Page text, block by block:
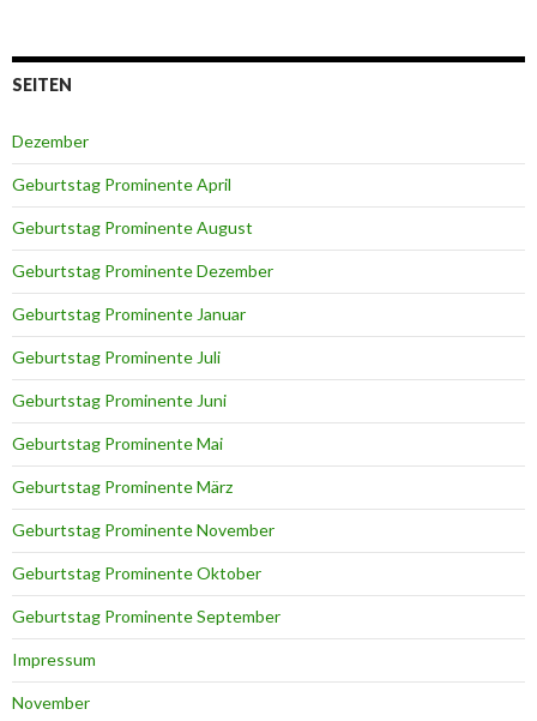
SEITEN
Dezember
Geburtstag Prominente April
Geburtstag Prominente August
Geburtstag Prominente Dezember
Geburtstag Prominente Januar
Geburtstag Prominente Juli
Geburtstag Prominente Juni
Geburtstag Prominente Mai
Geburtstag Prominente März
Geburtstag Prominente November
Geburtstag Prominente Oktober
Geburtstag Prominente September
Impressum
November